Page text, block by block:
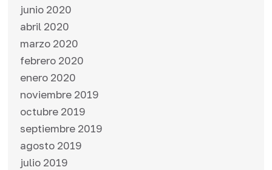
junio 2020
abril 2020
marzo 2020
febrero 2020
enero 2020
noviembre 2019
octubre 2019
septiembre 2019
agosto 2019
julio 2019